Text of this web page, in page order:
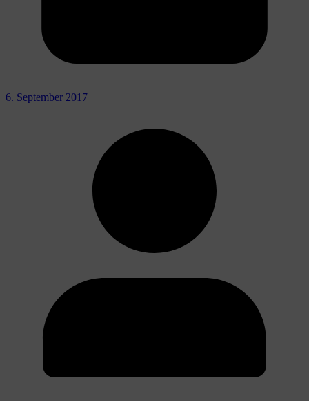
6. September 2017